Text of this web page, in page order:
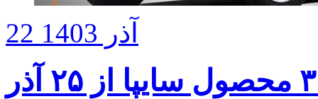
22 آذر 1403